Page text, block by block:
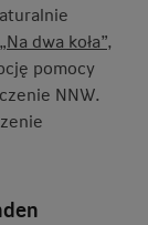
dwa koła”,
pomocy
NNW.